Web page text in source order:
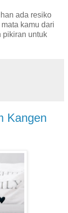
ada resiko
kamu dari
pikiran untuk
Kangen